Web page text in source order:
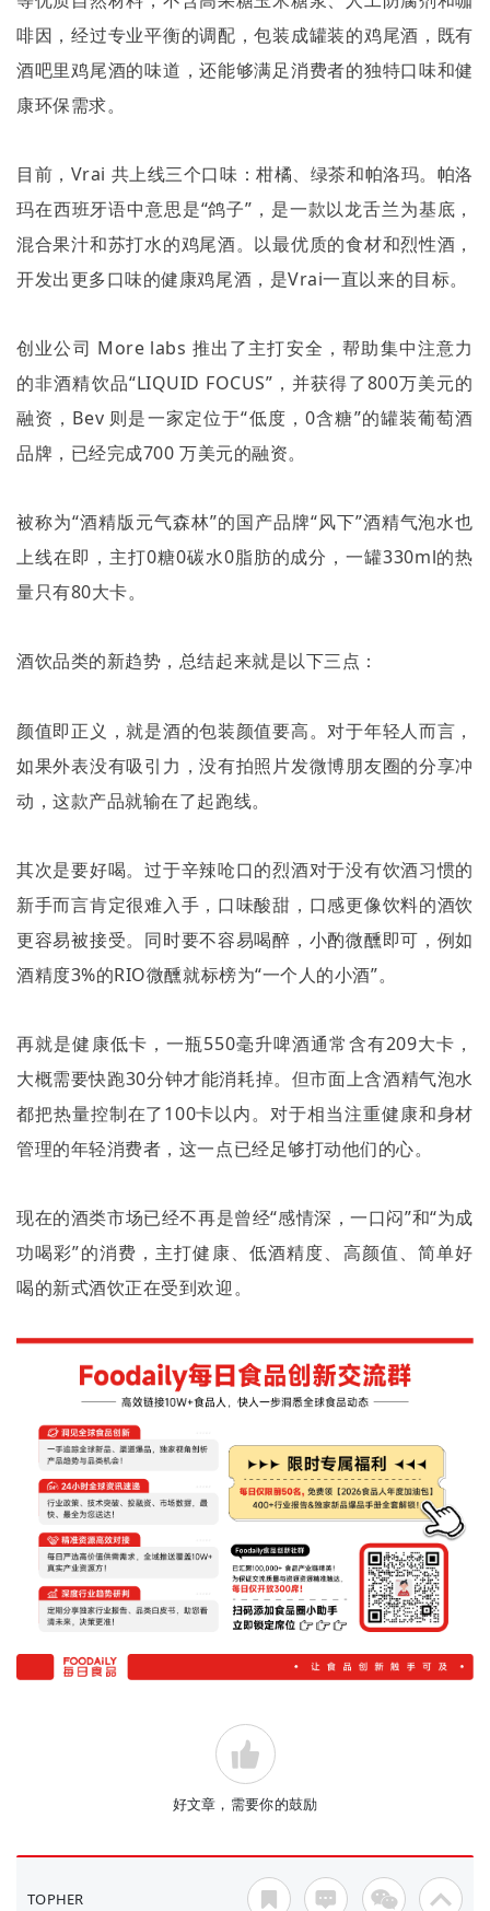
啡因，经过专业平衡的调配，包装成罐装的鸡尾酒，既有
酒吧里鸡尾酒的味道，还能够满足消费者的独特口味和健
康环保需求。
目前， Vrai 共上线三个口味：柑橘、绿茶和帕洛玛。帕洛
玛在西班牙语中意思是“鸽子” ，是一款以龙舌兰为基底，
混合果汁和苏打水的鸡尾酒。以最优质的食材和烈性酒，
开发出更多口味的健康鸡尾酒，是Vrai一直以来的目标。
创业公司 More labs 推出了主打安全，帮助集中注意力
的非酒精饮品“LIQUID FOCUS” ，并获得了800万美元的
融资， Bev 则是一家定位于“低度，0含糖”的罐装葡萄酒
品牌，已经完成700 万美元的融资。
被称为“酒精版元气森林”的国产品牌“风下”酒精气泡水也
上线在即，主打0糖0碳水0脂肪的成分，一罐330ml的热
量只有80大卡。
酒饮品类的新趋势，总结起来就是以下三点：
颜值即正义，就是酒的包装颜值要高。对于年轻人而言，
如果外表没有吸引力，没有拍照片发微博朋友圈的分享冲
动，这款产品就输在了起跑线。
其次是要好喝。过于辛辣呛口的烈酒对于没有饮酒习惯的
新手而言肯定很难入手，口味酸甜，口感更像饮料的酒饮
更容易被接受。同时要不容易喝醉，小酌微醺即可，例如
酒精度3%的RIO微醺就标榜为“一个人的小酒”。
再就是健康低卡，一瓶550毫升啤酒通常含有209大卡，
大概需要快跑30分钟才能消耗掉。但市面上含酒精气泡水
都把热量控制在了100卡以内。对于相当注重健康和身材
管理的年轻消费者，这一点已经足够打动他们的心。
现在的酒类市场已经不再是曾经“感情深，一口闷”和“为成
功喝彩”的消费，主打健康、低酒精度、高颜值、简单好
喝的新式酒饮正在受到欢迎。
好文章，需要你的鼓励
TOPHER